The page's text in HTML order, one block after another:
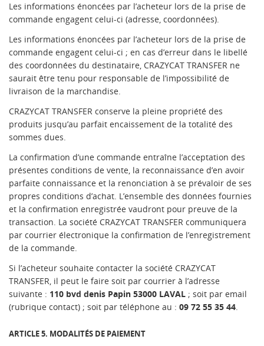
Les informations énoncées par l’acheteur lors de la prise de
commande engagent celui-ci (adresse, coordonnées).
Les informations énoncées par l’acheteur lors de la prise de
commande engagent celui-ci ; en cas d’erreur dans le libellé
des coordonnées du destinataire, CRAZYCAT TRANSFER ne
saurait être tenu pour responsable de l’impossibilité de
livraison de la marchandise.
CRAZYCAT TRANSFER conserve la pleine propriété des
produits jusqu’au parfait encaissement de la totalité des
sommes dues.
La confirmation d’une commande entraîne l’acceptation des
présentes conditions de vente, la reconnaissance d’en avoir
parfaite connaissance et la renonciation à se prévaloir de ses
propres conditions d’achat. L’ensemble des données fournies
et la confirmation enregistrée vaudront pour preuve de la
transaction. La société CRAZYCAT TRANSFER communiquera
par courrier électronique la confirmation de l’enregistrement
de la commande.
Si l’acheteur souhaite contacter la société CRAZYCAT
TRANSFER, il peut le faire soit par courrier à l’adresse
suivante : 110 bvd denis Papin 53000 LAVAL ; soit par email
(rubrique contact) ; soit par téléphone au : 09 72 55 35 44.
ARTICLE 5. MODALITÉS DE PAIEMENT